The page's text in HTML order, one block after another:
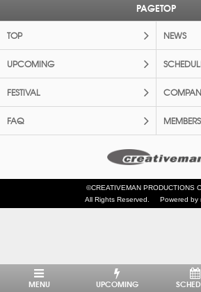
PAGETOP
TOP NEWS
UPCOMING
FESTIVAL
FAQ MEMBERS
©CREATIVEMAN PRODUCTIONS
All Rights Reserved.
Powered by
MENU UPCOMING